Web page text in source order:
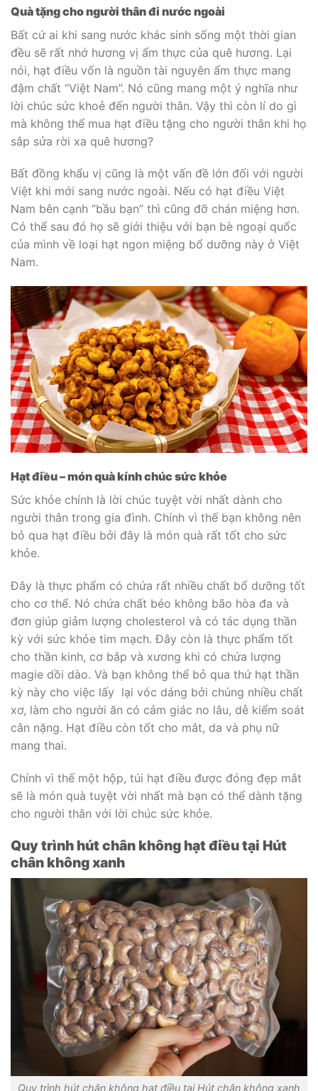
Quà tặng cho người thân đi nước ngoài
Bất cứ ai khi sang nước khác sinh sống một thời gian
đều sẽ rất nhớ hương vị ẩm thực của quê hương. Lại
nói, hạt điều vốn là nguồn tài nguyên ẩm thực mang
đậm chất “Việt Nam”. Nó cũng mang một ý nghĩa như
lời chúc sức khoẻ đến người thân. Vậy thì còn lí do gì
mà không thể mua hạt điều tặng cho người thân khi họ
sắp sửa rời xa quê hương?
Bất đồng khẩu vị cũng là một vấn đề lớn đối với người
Việt khi mới sang nước ngoài. Nếu có hạt điều Việt
Nam bên cạnh “bầu bạn” thì cũng đỡ chán miệng hơn.
Có thể sau đó họ sẽ giới thiệu với bạn bè ngoại quốc
của mình về loại hạt ngon miệng bổ dưỡng này ở Việt
Nam.
Hạt điều – món quà kính chúc sức khỏe
Sức khỏe chính là lời chúc tuyệt vời nhất dành cho
người thân trong gia đình. Chính vì thế bạn không nên
bỏ qua hạt điều bởi đây là món quà rất tốt cho sức
khỏe.
Đây là thực phẩm có chứa rất nhiều chất bổ dưỡng tốt
cho cơ thể. Nó chứa chất béo không bão hòa đa và
đơn giúp giảm lượng cholesterol và có tác dụng thần
kỳ với sức khỏe tim mạch. Đây còn là thực phẩm tốt
cho thần kinh, cơ bắp và xương khi có chứa lượng
magie dồi dào. Và bạn không thể bỏ qua thứ hạt thần
kỳ này cho việc lấy lại vóc dáng bởi chúng nhiều chất
xơ, làm cho người ăn có cảm giác no lâu, dễ kiểm soát
cân nặng. Hạt điều còn tốt cho mắt, da và phụ nữ
mang thai.
Chính vì thế một hộp, túi hạt điều được đóng đẹp mắt
sẽ là món quà tuyệt vời nhất mà bạn có thể dành tặng
cho người thân với lời chúc sức khỏe.
Quy trình hút chân không hạt điều tại Hút
chân không xanh
Quy trình hút chân không hạt điều tại Hút chân không xanh